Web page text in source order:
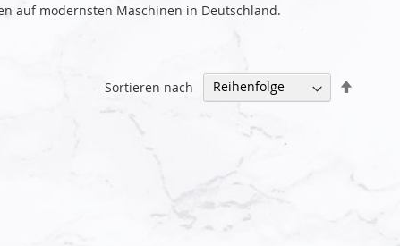
auf modernsten Maschinen in Deutschland.
Sortieren nach